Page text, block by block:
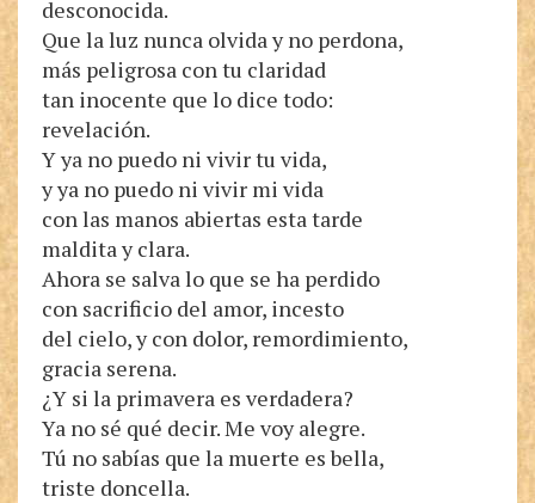
desconocida.
Que la luz nunca olvida y no perdona,
más peligrosa con tu claridad
tan inocente que lo dice todo:
revelación.
Y ya no puedo ni vivir tu vida,
y ya no puedo ni vivir mi vida
con las manos abiertas esta tarde
maldita y clara.
Ahora se salva lo que se ha perdido
con sacrificio del amor, incesto
del cielo, y con dolor, remordimiento,
gracia serena.
¿Y si la primavera es verdadera?
Ya no sé qué decir. Me voy alegre.
Tú no sabías que la muerte es bella,
triste doncella.